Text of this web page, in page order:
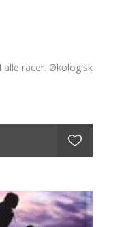
alle racer. Økologisk